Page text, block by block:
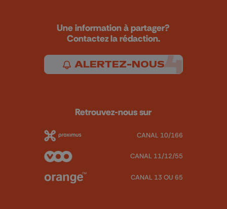
Une information à partager?
Contactez la rédaction.
ALERTEZ-NOUS
Retrouvez-nous sur
CANAL 10/166
CANAL 11/12/55
CANAL 13 OU 65